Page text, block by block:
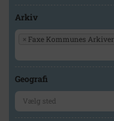
Arkiv
× Faxe Kommunes Arkiver
Geografi